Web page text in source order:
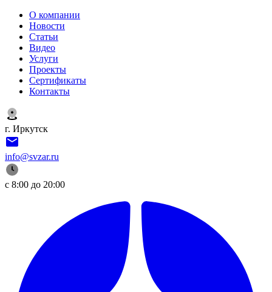
О компании
Новости
Статьи
Видео
Услуги
Проекты
Сертификаты
Контакты
г. Иркутск
info@svzar.ru
с 8:00 до 20:00